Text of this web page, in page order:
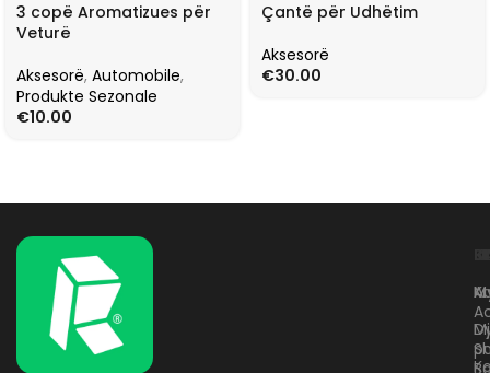
3 copë Aromatizues për
Veturë
Aksesorë, Automobile,
Produkte Sezonale
€10.00
Çantë për Udhëtim
Aksesorë
€30.00